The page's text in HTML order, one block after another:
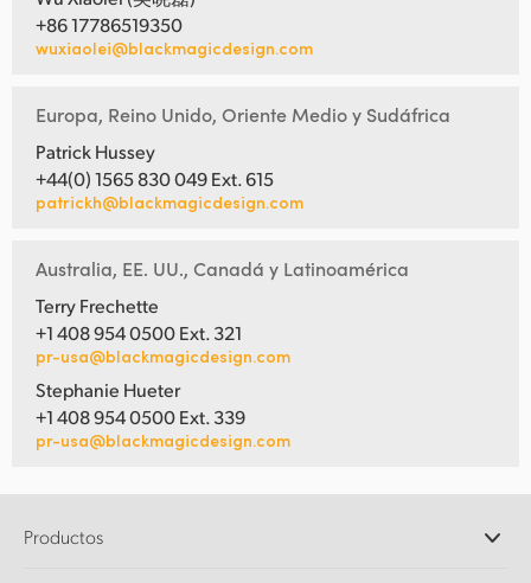
+86 17786519350
wuxiaolei@blackmagicdesign.com
Europa, Reino Unido, Oriente Medio y Sudáfrica
Patrick Hussey
+44(0) 1565 830 049 Ext. 615
patrickh@blackmagicdesign.com
Australia, EE. UU., Canadá y Latinoamérica
Terry Frechette
+1 408 954 0500 Ext. 321
pr-usa@blackmagicdesign.com
Stephanie Hueter
+1 408 954 0500 Ext. 339
pr-usa@blackmagicdesign.com
Productos